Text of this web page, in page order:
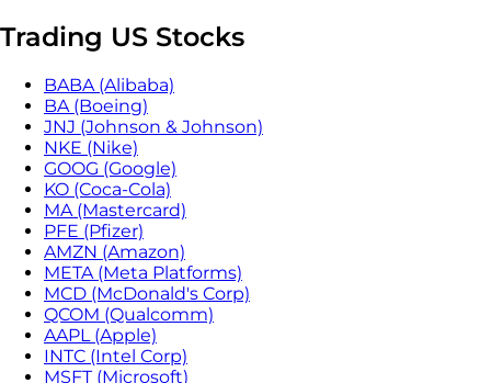
Trading US Stocks
BABA (Alibaba)
BA (Boeing)
JNJ (Johnson & Johnson)
NKE (Nike)
GOOG (Google)
KO (Coca-Cola)
MA (Mastercard)
PFE (Pfizer)
AMZN (Amazon)
META (Meta Platforms)
MCD (McDonald's Corp)
QCOM (Qualcomm)
AAPL (Apple)
INTC (Intel Corp)
MSFT (Microsoft)